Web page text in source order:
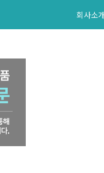
회사소개